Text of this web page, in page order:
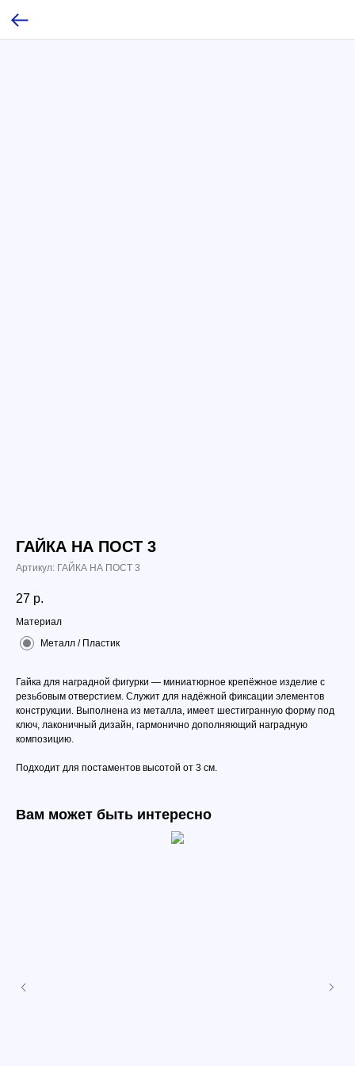
ГАЙКА НА ПОСТ 3
Артикул: ГАЙКА НА ПОСТ 3
27 р.
Материал
Металл / Пластик
Гайка для наградной фигурки — миниатюрное крепёжное изделие с
резьбовым отверстием. Служит для надёжной фиксации элементов
конструкции. Выполнена из металла, имеет шестигранную форму под
ключ, лаконичный дизайн, гармонично дополняющий наградную
композицию.
Подходит для постаментов высотой от 3 см.
Вам может быть интересно